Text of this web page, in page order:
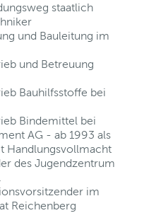
staatlich
und Bauleitung im
und Betreuung
Bauhilfsstoffe bei
Bindemittel bei
AG - ab 1993 als
Handlungsvollmacht
des Jugendzentrum
im
Reichenberg